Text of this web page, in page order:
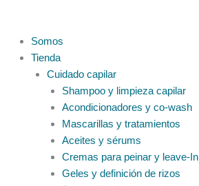
contenidoSomos
Tienda
Cuidado capilar
Shampoo y limpieza capilar
Acondicionadores y co-wash
Mascarillas y tratamientos
Aceites y sérums
Cremas para peinar y leave-In
Geles y definición de rizos